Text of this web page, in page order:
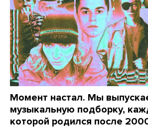
Момент настал. Мы
музыкальную подборку,
которой родился после